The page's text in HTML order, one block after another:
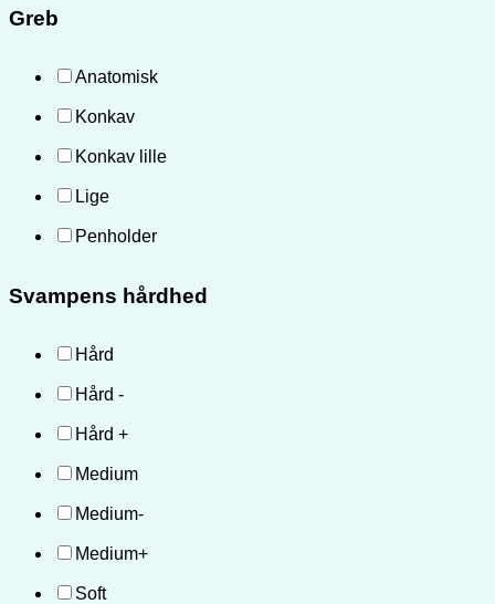
Greb
Anatomisk
Konkav
Konkav lille
Lige
Penholder
Svampens hårdhed
Hård
Hård -
Hård +
Medium
Medium-
Medium+
Soft